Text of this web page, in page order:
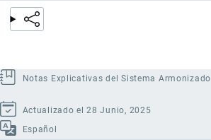
Notas Explicativas del Sistema Armonizado
Actualizado el 28 Junio, 2025
Español